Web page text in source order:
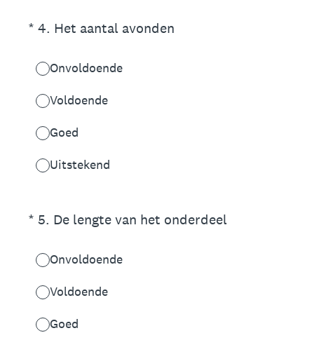
* 4. Het aantal avonden
(Vereist.)
Onvoldoende
Voldoende
Goed
Uitstekend
* 5. De lengte van het onderdeel
(Vereist.)
Onvoldoende
Voldoende
Goed